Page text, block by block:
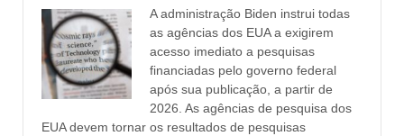
A administração Biden instrui todas
as agências dos EUA a exigirem
acesso imediato a pesquisas
financiadas pelo governo federal
após sua publicação, a partir de
2026. As agências de pesquisa dos
EUA devem tornar os resultados de pesquisas